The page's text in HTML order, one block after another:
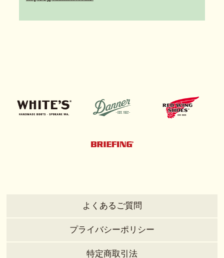
よくあるご質問
プライバシーポリシー
特定商取引法